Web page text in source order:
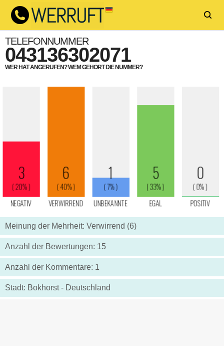
TELEFONNUMMER
043136302071
WER HAT ANGERUFEN? WEM GEHÖRT DIE NUMMER?
Meinung der Mehrheit: Verwirrend (6)
Anzahl der Bewertungen: 15
Anzahl der Kommentare: 1
Stadt: Bokhorst - Deutschland